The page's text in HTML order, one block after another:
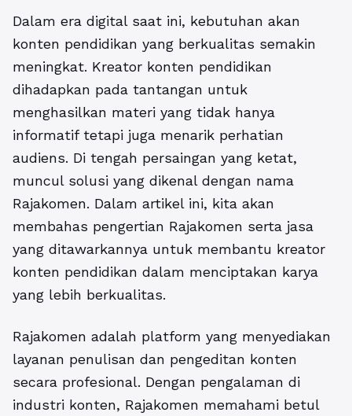
Dalam era digital saat ini, kebutuhan akan
konten pendidikan yang berkualitas semakin
meningkat. Kreator konten pendidikan
dihadapkan pada tantangan untuk
menghasilkan materi yang tidak hanya
informatif tetapi juga menarik perhatian
audiens. Di tengah persaingan yang ketat,
muncul solusi yang dikenal dengan nama
Rajakomen. Dalam artikel ini, kita akan
membahas pengertian Rajakomen serta jasa
yang ditawarkannya untuk membantu kreator
konten pendidikan dalam menciptakan karya
yang lebih berkualitas.
Rajakomen adalah platform yang menyediakan
layanan penulisan dan pengeditan konten
secara profesional. Dengan pengalaman di
industri konten, Rajakomen memahami betul